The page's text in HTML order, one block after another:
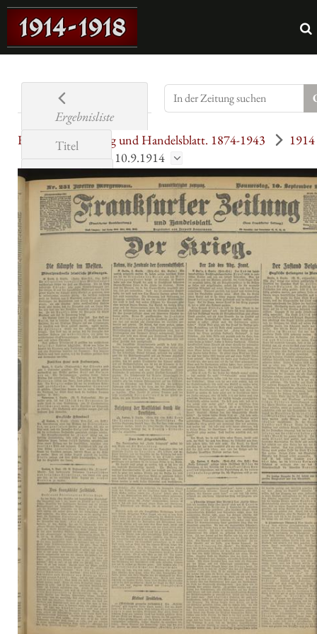
Ergebnisliste
Titel
Jahre
Übersicht
Seite
Frankfurter Zeitung und Handelsblatt. 1874-1943
1914
10.9.1914